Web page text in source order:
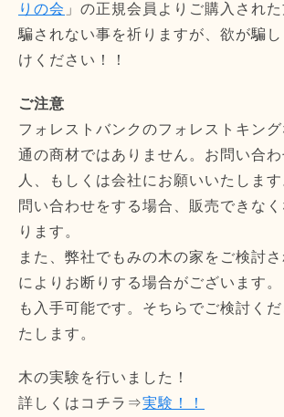
りの会 」の正規会員よりご購入された
騙されない事を祈りますが、欲が騙
けください！！
ご注意
フォレストバンクのフォレストキン
通の商材ではありません。お問い合
人、もしくは会社にお願いいたしま
問い合わせをする場合、販売できな
ります。
また、弊社でもみの木の家をご検討
によりお断りする場合がございます
も入手可能です。そちらでご検討く
たします。
木の実験を行いました！
詳しくはコチラ⇒実験！！